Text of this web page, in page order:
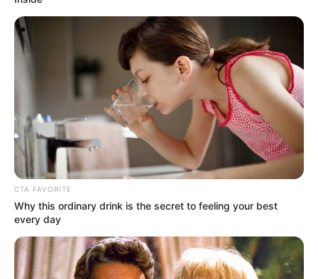
Did They Lie To Us In This Movie?
Brainberries
Why this ordinary drink is the secret to feeling
your best every day
CTA Favorite